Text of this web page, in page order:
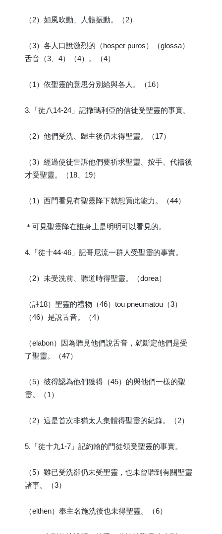
（2）如風吹動、人體振動。（2）
（3）各人口說激烈的（hosper puros）（glossa）
舌音（3、4）（4）。（4）
（1）依聖靈的意思分別給與各人。（16）
3.「徒八14-24」記撒瑪利亞的信徒受聖靈的事實。
（2）他們受洗、歸主後仍未得聖靈。（17）
（3）經過使徒告訴他們要祈求聖靈、按手、代禱後
才受聖靈。（18、19）
（1）西門看見有聖靈降下就想買此能力。（44）
＊可見聖靈降在誰身上是明明可以看見的。
4.「徒十44-46」記哥尼流一群人受聖靈的事實。
（2）未受洗前、聽道時得聖靈。（dorea）
（註18）聖靈的禮物（46）tou pneumatou（3）
（46）是說舌音。（4）
（elabon）因為聽見他們說舌音，就斷定他們是受
了聖靈。（47）
（5）彼得認為他們獲得（45）的與他們一樣的聖
靈。（1）
（2）這是首次非猶太人集體得聖靈的紀錄。（2）
5.「徒十九1-7」記約翰的門徒領受聖靈的事實。
（5）雖已受洗卻仍未受聖靈，也未曾聽到有關聖靈
諸事。（3）
（elthen）奉主名施洗後也未得聖靈。（6）